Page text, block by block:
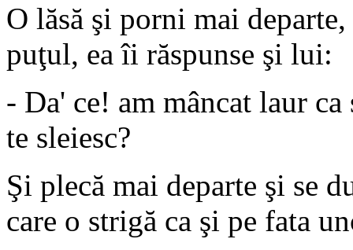
O lăsă şi porni mai
puţul, ea îi răspunse şi lui:
- Da' ce! am mâncat laur ca
te sleiesc?
Şi plecă mai departe şi se
care o strigă ca şi pe fata